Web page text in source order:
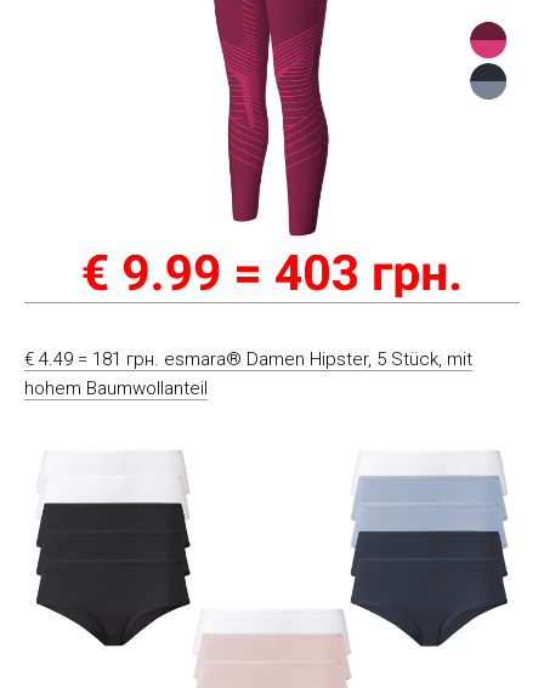
€ 4.49 = 181 грн. esmara® Damen Hipster, 5 Stück, mit
hohem Baumwollanteil